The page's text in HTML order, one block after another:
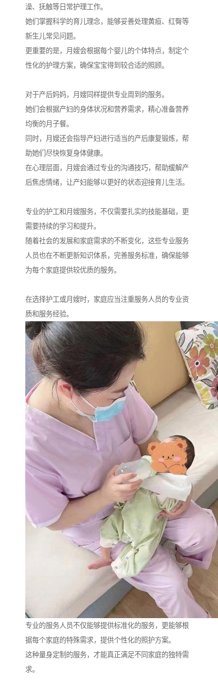
澡、抚触等日常护理工作。
她们掌握科学的育儿理念，能够妥善处理黄疸、红臀等
新生儿常见问题。
更重要的是，月嫂会根据每个婴儿的个体特点，制定个
性化的护理方案，确保宝宝得到较合适的照顾。
对于产后妈妈，月嫂同样提供专业周到的服务。
她们会根据产妇的身体状况和营养需求，精心准备营养
均衡的月子餐。
同时，月嫂还会指导产妇进行适当的产后康复锻炼，帮
助她们尽快恢复身体健康。
在心理层面，月嫂会通过专业的沟通技巧，帮助缓解产
后焦虑情绪，让产妇能够以更好的状态迎接育儿生活。
专业的护工和月嫂服务，不仅需要扎实的技能基础，更
需要持续的学习和提升。
随着社会的发展和家庭需求的不断变化，这些专业服务
人员也在不断更新知识体系，完善服务标准，确保能够
为每个家庭提供较优质的服务。
在选择护工或月嫂时，家庭应当注重服务人员的专业资
质和服务经验。
专业的服务人员不仅能够提供标准化的服务，更能够根
据每个家庭的特殊需求，提供个性化的照护方案。
这种量身定制的服务，才能真正满足不同家庭的独特需
求。